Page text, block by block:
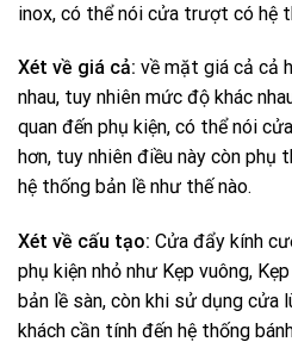
inox, có thể nói cửa trượt có hệ
Xét về giá cả: về mặt giá cả cả
nhau, tuy nhiên mức độ khác
quan đến phụ kiện, có thể nói
hơn, tuy nhiên điều này còn phụ
hệ thống bản lề như thế nào.
Xét về cấu tạo: Cửa đẩy kính
phụ kiện nhỏ như Kẹp vuông,
bản lề sàn, còn khi sử dụng cửa
khách cần tính đến hệ thống